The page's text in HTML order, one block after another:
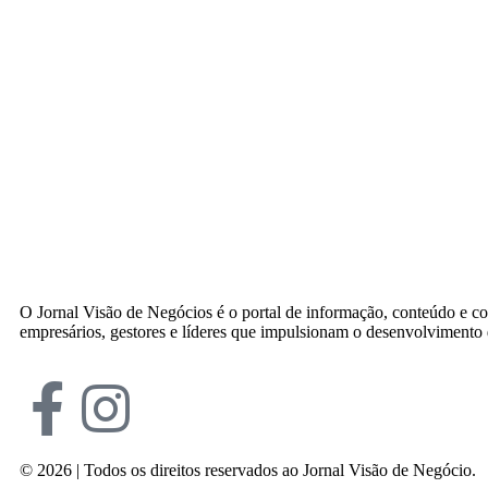
O Jornal Visão de Negócios é o portal de informação, conteúdo e
empresários, gestores e líderes que impulsionam o desenvolvimento
© 2026 | Todos os direitos reservados ao Jornal Visão de Negócio.